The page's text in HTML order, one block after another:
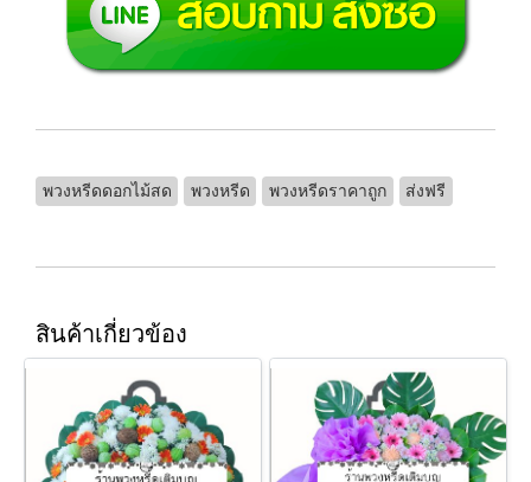
พวงหรีดดอกไม้สด พวงหรีด พวงหรีดราคาถูก ส่งฟรี
สินค้าเกี่ยวข้อง